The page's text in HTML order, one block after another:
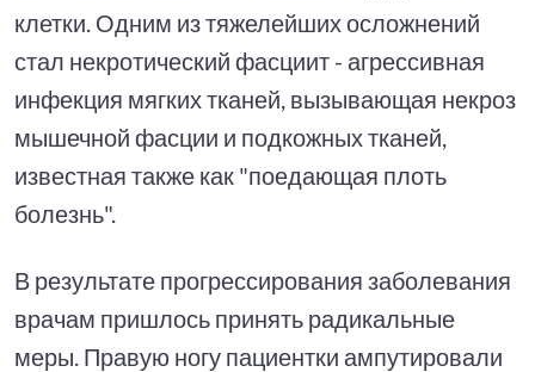
клетки. Одним из тяжелейших осложнений
стал некротический фасциит - агрессивная
инфекция мягких тканей, вызывающая некроз
мышечной фасции и подкожных тканей,
известная также как "поедающая плоть
болезнь".
В результате прогрессирования заболевания
врачам пришлось принять радикальные
меры. Правую ногу пациентки ампутировали